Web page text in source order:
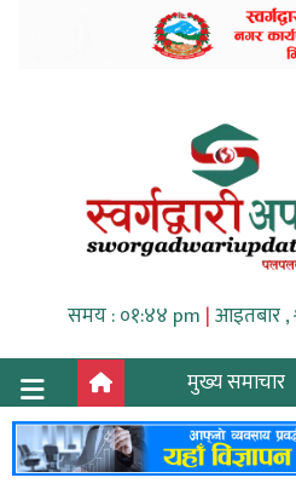
समय : ०१:४४ pm |आइतबार ,
मुख्य समाचार